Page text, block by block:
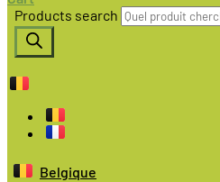
Products search
Belgique